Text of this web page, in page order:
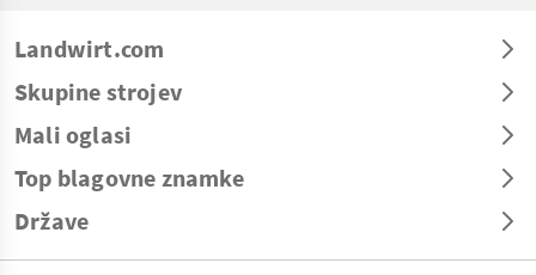
Landwirt.com
Skupine strojev
Mali oglasi
Top blagovne znamke
Države